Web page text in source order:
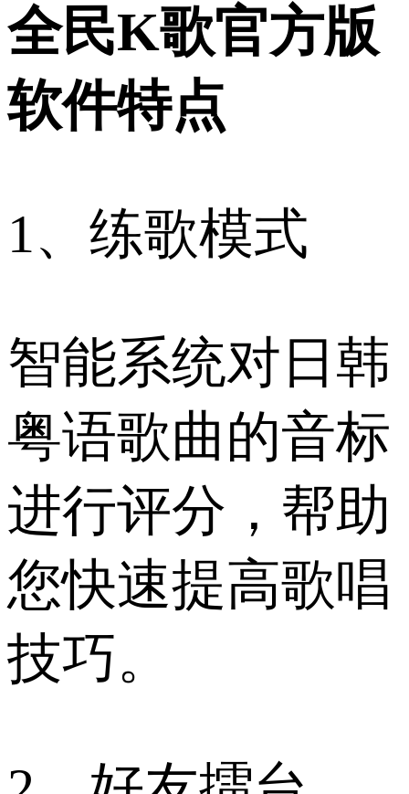
全民K歌官方版
软件特点
1、练歌模式
智能系统对日韩
粤语歌曲的音标
进行评分，帮助
您快速提高歌唱
技巧。